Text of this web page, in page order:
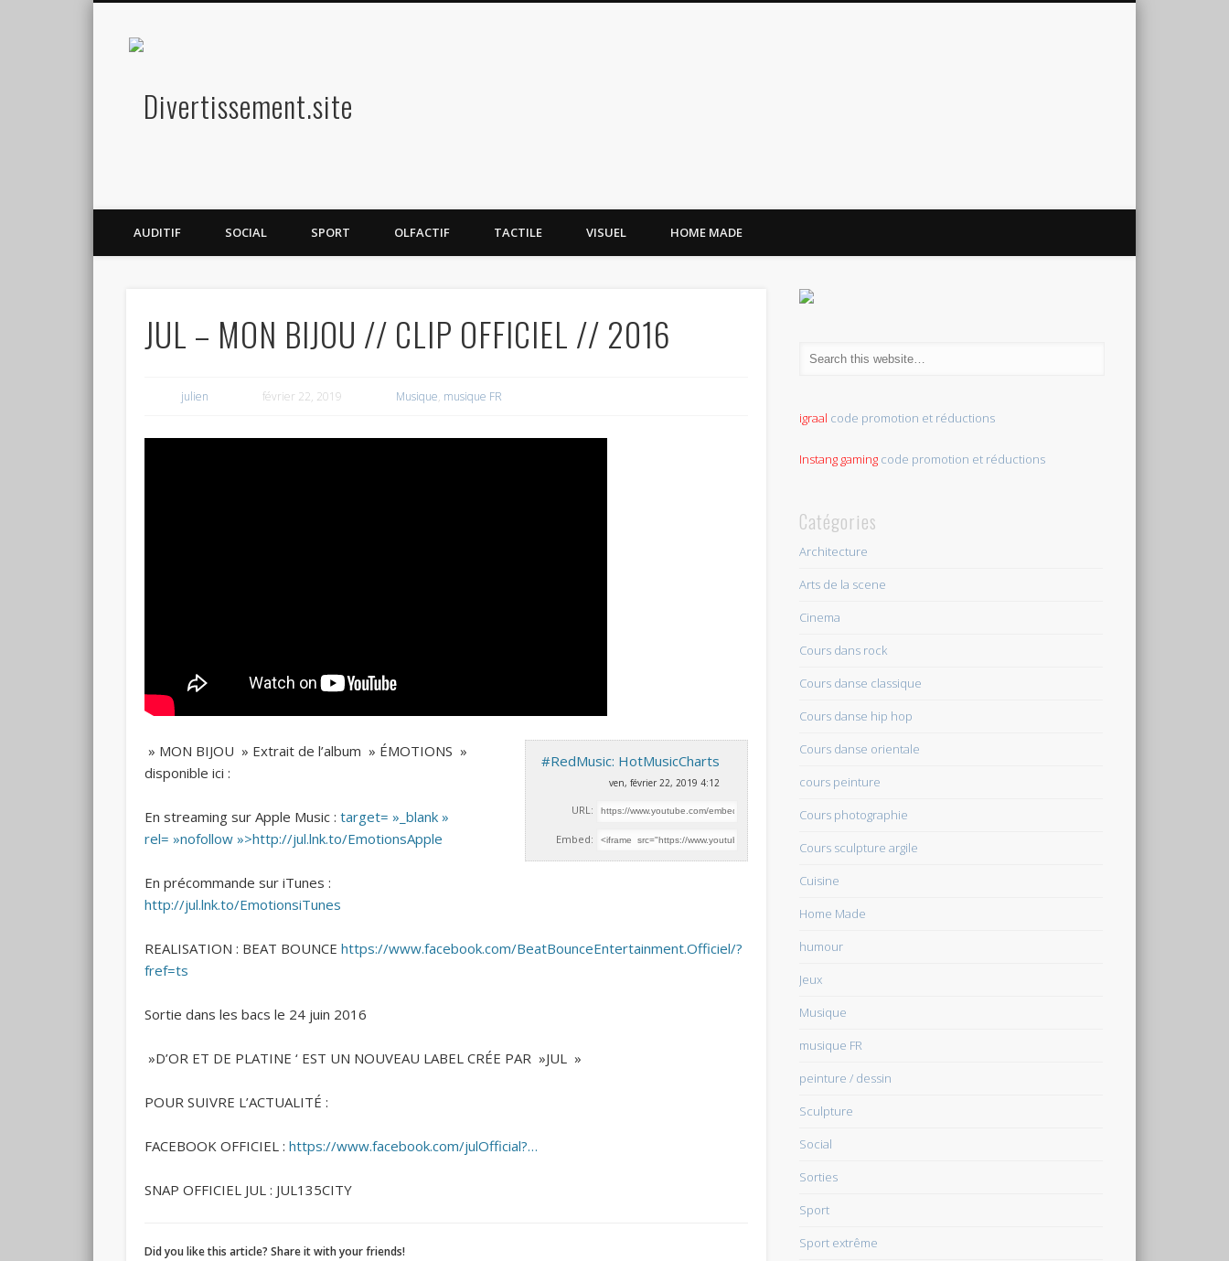
AUDITIF SOCIAL SPORT OLFACTIF TACTILE VISUEL HOME MADE
JUL – MON BIJOU // CLIP OFFICIEL // 2016
julien février 22, 2019 Musique, musique FR
#RedMusic: HotMusicCharts
ven, février 22, 2019 4:12
URL:
Embed:
» MON BIJOU » Extrait de l’album » ÉMOTIONS »
disponible ici :
En streaming sur Apple Music :target= »_blank »
rel= »nofollow »>http://jul.lnk.to/EmotionsApple
En précommande sur iTunes :
http://jul.lnk.to/EmotionsiTunes
REALISATION : BEAT BOUNCEhttps://www.facebook.com/BeatBounceEntertainment.Officiel/?
fref=ts
Sortie dans les bacs le 24 juin 2016
»D’OR ET DE PLATINE ‘ EST UN NOUVEAU LABEL CRÉE PAR »JUL »
POUR SUIVRE L’ACTUALITÉ :
FACEBOOK OFFICIEL :https://www.facebook.com/julOfficial?…
SNAP OFFICIEL JUL : JUL135CITY
Did you like this article? Share it with your friends!
igraal code promotion et réductions
Instang gaming code promotion et réductions
Catégories
Architecture
Arts de la scene
Cinema
Cours dans rock
Cours danse classique
Cours danse hip hop
Cours danse orientale
cours peinture
Cours photographie
Cours sculpture argile
Cuisine
Home Made
humour
Jeux
Musique
musique FR
peinture / dessin
Sculpture
Social
Sorties
Sport
Sport extrême